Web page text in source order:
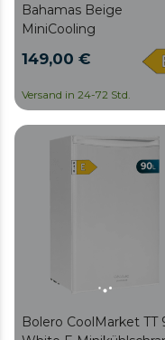
Bahamas Beige
MiniCooling
149,00 €
Versand in 24-72 Std.
Bolero CoolMarket TT